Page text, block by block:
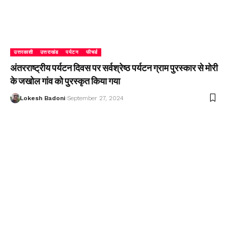
उत्तरकाशी उत्तराखंड पर्यटन फीचर्ड
अंतरराष्ट्रीय पर्यटन दिवस पर सर्वश्रेष्ठ पर्यटन ग्राम पुरस्कार से मोरी
के जखोल गांव को पुरस्कृत किया गया
Lokesh Badoni September 27, 2024